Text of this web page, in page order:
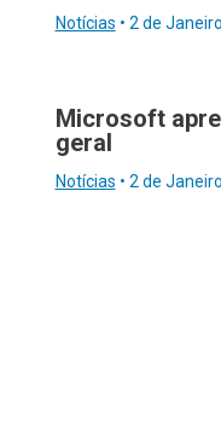
Notícias • 2 de
Microsoft
geral
Notícias • 2 de